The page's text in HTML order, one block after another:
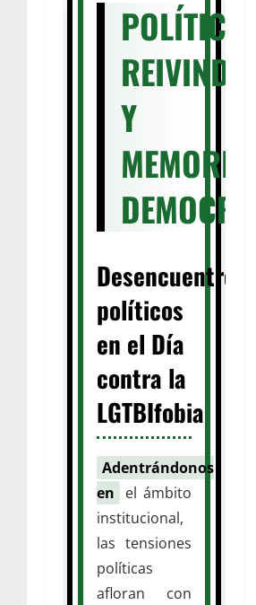
POLÍTICA,
Y
MEMORIA
Desencuentros
políticos
en el Día
contra la
LGTBIfobia
Adentrándonos
en
el ámbito
institucional,
las tensiones
políticas
afloran con